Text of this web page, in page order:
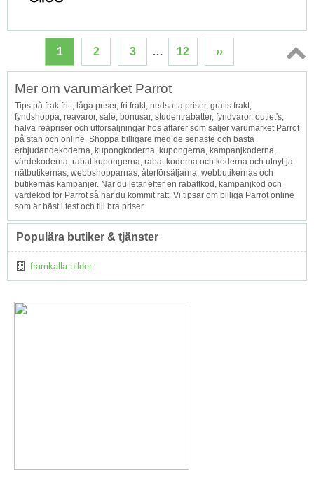
1 2 3 … 12 ››
Topp
Mer om varumärket Parrot
Tips på fraktfritt, låga priser, fri frakt, nedsatta priser, gratis frakt,
fyndshoppa, reavaror, sale, bonusar, studentrabatter, fyndvaror, outlet's,
halva reapriser och utförsäljningar hos affärer som säljer varumärket Parrot
på stan och online. Shoppa billigare med de senaste och bästa
erbjudandekoderna, kupongkoderna, kupongerna, kampanjkoderna,
värdekoderna, rabattkupongerna, rabattkoderna och koderna och utnyttja
nätbutikernas, webbshopparnas, återförsäljarna, webbutikernas och
butikernas kampanjer. När du letar efter en rabattkod, kampanjkod och
värdekod för Parrot så har du kommit rätt. Vi tipsar om billiga Parrot online
som är bäst i test och till bra priser.
Populära butiker & tjänster
framkalla bilder